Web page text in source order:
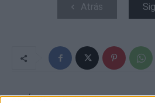
Atrás
ARTÍCULO ANTERIOR